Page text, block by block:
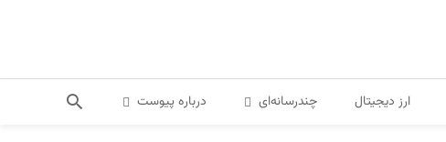
ارز دیجیتال چندرسانه‌ای درباره پیوست